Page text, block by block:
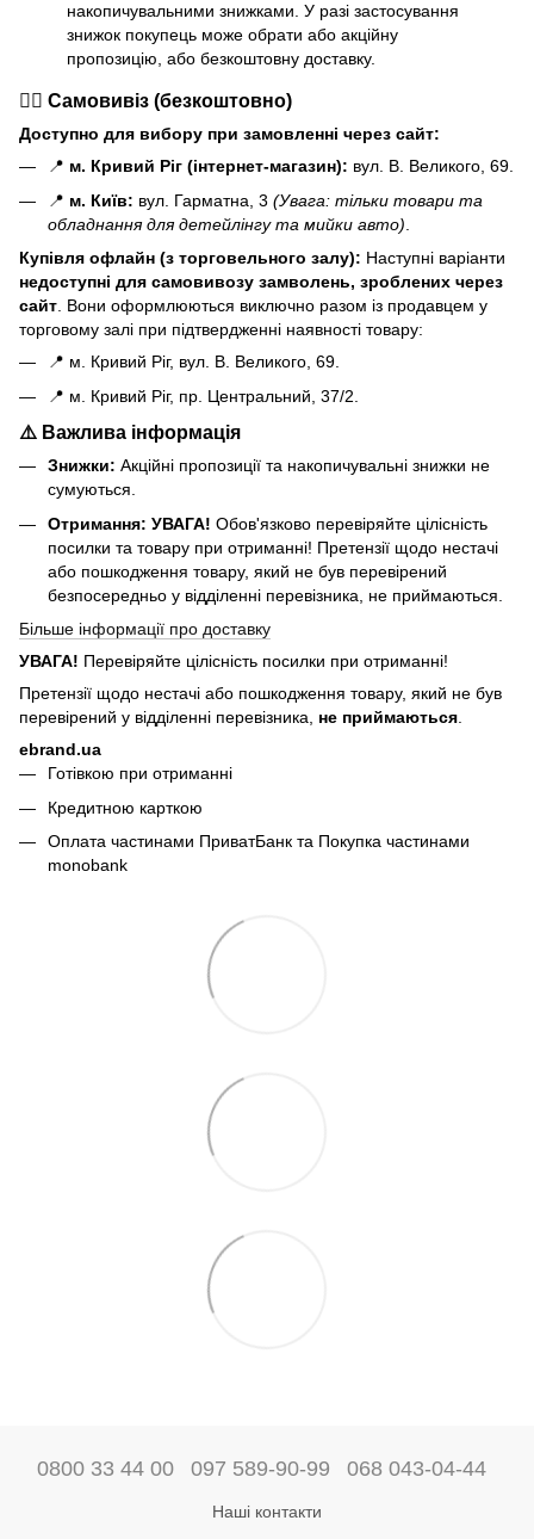
накопичувальними знижками. У разі застосування
знижок покупець може обрати або акційну
пропозицію, або безкоштовну доставку.
🏃‍♂️ Самовивіз (безкоштовно)
Доступно для вибору при замовленні через сайт:
📍 м. Кривий Ріг (інтернет-магазин): вул. В. Великого, 69.
📍 м. Київ: вул. Гарматна, 3 (Увага: тільки товари та
обладнання для детейлінгу та мийки авто)
Купівля офлайн (з торговельного залу): Наступні варіанти
недоступні для самовивозу замволень, зроблених через
сайт . Вони оформлюються виключно разом із продавцем у
торговому залі при підтвердженні наявності товару:
📍 м. Кривий Ріг, вул. В. Великого, 69.
📍 м. Кривий Ріг, пр. Центральний, 37/2.
⚠️ Важлива інформація
Знижки: Акційні пропозиції та накопичувальні знижки не
сумуються.
Отримання: УВАГА! Обов'язково перевіряйте цілісність
посилки та товару при отриманні! Претензії щодо нестачі
або пошкодження товару, який не був перевірений
безпосередньо у відділенні перевізника, не приймаються.
Більше інформації про доставку
УВАГА! Перевіряйте цілісність посилки при отриманні!
Претензії щодо нестачі або пошкодження товару, який не був
перевірений у відділенні перевізника, не приймаються
ebrand.ua
Готівкою при отриманні
Кредитною карткою
Оплата частинами ПриватБанк та Покупка частинами
monobank
0800 33 44 00 097 589-90-99 068 043-04-44
Наші контакти